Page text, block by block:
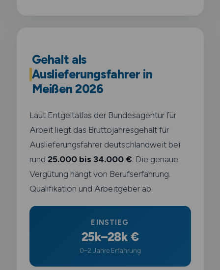
Gehalt als
Auslieferungsfahrer in
Meißen 2026
Laut Entgeltatlas der Bundesagentur für
Arbeit liegt das Bruttojahresgehalt für
Auslieferungsfahrer deutschlandweit bei
rund 25.000 bis 34.000 €. Die genaue
Vergütung hängt von Berufserfahrung.
Qualifikation und Arbeitgeber ab.
EINSTIEG
25k–28k €
0–2 Jahre Erfahrung